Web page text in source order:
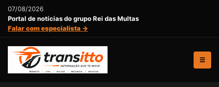
07/08/2026
Portal de notícias do grupo Rei das Multas
Falar com especialista →
☰